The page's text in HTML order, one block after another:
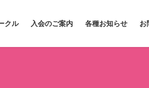
クル 入会のご案内 各種お知らせ お